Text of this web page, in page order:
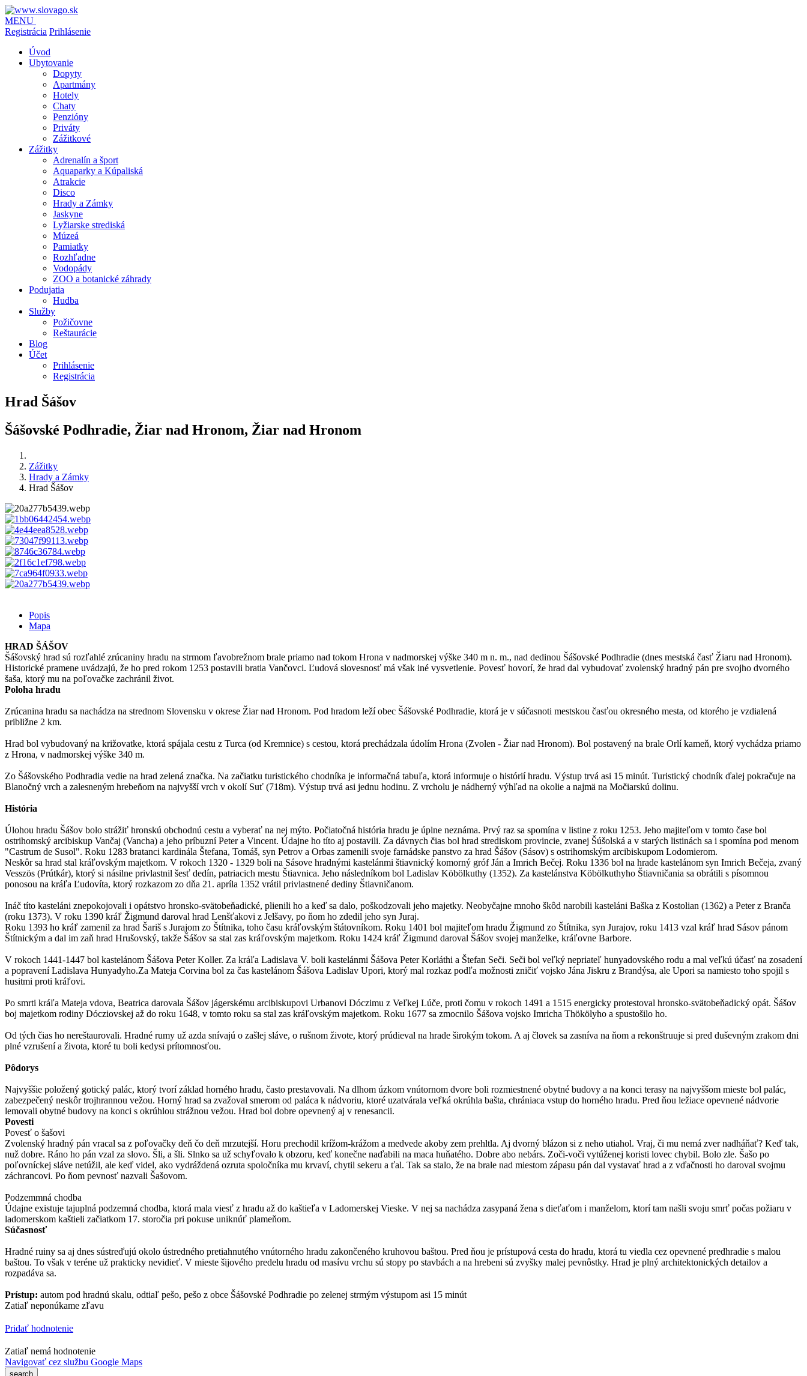
MENU
Registrácia Prihlásenie
Úvod
Ubytovanie
Dopyty
Apartmány
Hotely
Chaty
Penzióny
Priváty
Zážitkové
Zážitky
Adrenalín a šport
Aquaparky a Kúpaliská
Atrakcie
Disco
Hrady a Zámky
Jaskyne
Lyžiarske strediská
Múzeá
Pamiatky
Rozhľadne
Vodopády
ZOO a botanické záhrady
Podujatia
Hudba
Služby
Požičovne
Reštaurácie
Blog
Účet
Prihlásenie
Registrácia
Hrad Šášov
Šášovské Podhradie, Žiar nad Hronom, Žiar nad Hronom
Zážitky
Hrady a Zámky
Hrad Šášov
Popis
Mapa
HRAD ŠÁŠOV
Šášovský hrad sú rozľahlé zrúcaniny hradu na strmom ľavobrežnom brale priamo nad tokom Hrona v nadmorskej výške 340 m n. m., nad dedinou Šášovské Podhradie (dnes mestská časť Žiaru nad Hronom).
Historické pramene uvádzajú, že ho pred rokom 1253 postavili bratia Vančovci. Ľudová slovesnosť má však iné vysvetlenie. Povesť hovorí, že hrad dal vybudovať zvolenský hradný pán pre svojho dvorného
šaša, ktorý mu na poľovačke zachránil život.
Poloha hradu
Zrúcanina hradu sa nachádza na strednom Slovensku v okrese Žiar nad Hronom. Pod hradom leží obec Šášovské Podhradie, ktorá je v súčasnoti mestskou časťou okresného mesta, od ktorého je vzdialená
približne 2 km.
Hrad bol vybudovaný na križovatke, ktorá spájala cestu z Turca (od Kremnice) s cestou, ktorá prechádzala údolím Hrona (Zvolen - Žiar nad Hronom). Bol postavený na brale Orlí kameň, ktorý vychádza priamo
z Hrona, v nadmorskej výške 340 m.
Zo Šášovského Podhradia vedie na hrad zelená značka. Na začiatku turistického chodníka je informačná tabuľa, ktorá informuje o histórií hradu. Výstup trvá asi 15 minút. Turistický chodník ďalej pokračuje na
Blanočný vrch a zalesneným hrebeňom na najvyšší vrch v okolí Suť (718m). Výstup trvá asi jednu hodinu. Z vrcholu je nádherný výhľad na okolie a najmä na Močiarskú dolinu.
História
Úlohou hradu Šášov bolo strážiť hronskú obchodnú cestu a vyberať na nej mýto. Počiatočná história hradu je úplne neznáma. Prvý raz sa spomína v listine z roku 1253. Jeho majiteľom v tomto čase bol
ostrihomský arcibiskup Vančaj (Vancha) a jeho príbuzní Peter a Vincent. Údajne ho títo aj postavili. Za dávnych čias bol hrad strediskom provincie, zvanej Šúšolská a v starých listinách sa i spomína pod menom
"Castrum de Susol". Roku 1283 bratanci kardinála Štefana, Tomáš, syn Petrov a Orbas zamenili svoje farnádske panstvo za hrad Šášov (Sásov) s ostrihomským arcibiskupom Lodomierom.
Neskôr sa hrad stal kráľovským majetkom. V rokoch 1320 - 1329 boli na Sásove hradnými kastelánmi štiavnický komorný gróf Ján a Imrich Bečej. Roku 1336 bol na hrade kastelánom syn Imrich Bečeja, zvaný
Vesszös (Prútkár), ktorý si násilne privlastnil šesť dedín, patriacich mestu Štiavnica. Jeho následníkom bol Ladislav Köbölkuthy (1352). Za kastelánstva Köbölkuthyho Štiavničania sa obrátili s písomnou
ponosou na kráľa Ľudovíta, ktorý rozkazom zo dňa 21. apríla 1352 vrátil privlastnené dediny Štiavničanom.
Ináč títo kasteláni znepokojovali i opátstvo hronsko-svätobeňadické, plienili ho a keď sa dalo, poškodzovali jeho majetky. Neobyčajne mnoho škôd narobili kasteláni Baška z Kostolian (1362) a Peter z Branča
(roku 1373). V roku 1390 kráľ Žigmund daroval hrad Lenšťakovi z Jelšavy, po ňom ho zdedil jeho syn Juraj.
Roku 1393 ho kráľ zamenil za hrad Šariš s Jurajom zo Štítnika, toho času kráľovským štátovníkom. Roku 1401 bol majiteľom hradu Žigmund zo Štítnika, syn Jurajov, roku 1413 vzal kráľ hrad Sásov pánom
Štítnickým a dal im zaň hrad Hrušovský, takže Šášov sa stal zas kráľovským majetkom. Roku 1424 kráľ Žigmund daroval Šášov svojej manželke, kráľovne Barbore.
V rokoch 1441-1447 bol kastelánom Šášova Peter Koller. Za kráľa Ladislava V. boli kastelánmi Šášova Peter Korláthi a Štefan Seči. Seči bol veľký nepriateľ hunyadovského rodu a mal veľkú účasť na zosadení
a popravení Ladislava Hunyadyho.Za Mateja Corvina bol za čas kastelánom Šášova Ladislav Upori, ktorý mal rozkaz podľa možnosti zničiť vojsko Jána Jiskru z Brandýsa, ale Upori sa namiesto toho spojil s
husitmi proti kráľovi.
Po smrti kráľa Mateja vdova, Beatrica darovala Šášov jágerskému arcibiskupovi Urbanovi Dóczimu z Veľkej Lúče, proti čomu v rokoch 1491 a 1515 energicky protestoval hronsko-svätobeňadický opát. Šášov
boj majetkom rodiny Dócziovskej až do roku 1648, v tomto roku sa stal zas kráľovským majetkom. Roku 1677 sa zmocnilo Šášova vojsko Imricha Thökölyho a spustošilo ho.
Od tých čias ho nereštaurovali. Hradné rumy už azda snívajú o zašlej sláve, o rušnom živote, ktorý prúdieval na hrade širokým tokom. A aj človek sa zasníva na ňom a rekonštruuje si pred duševným zrakom dni
plné vzrušení a života, ktoré tu boli kedysi prítomnosťou.
Pôdorys
Najvyššie položený gotický palác, ktorý tvorí základ horného hradu, často prestavovali. Na dlhom úzkom vnútornom dvore boli rozmiestnené obytné budovy a na konci terasy na najvyššom mieste bol palác,
zabezpečený neskôr trojhrannou vežou. Horný hrad sa zvažoval smerom od paláca k nádvoriu, ktoré uzatvárala veľká okrúhla bašta, chrániaca vstup do horného hradu. Pred ňou ležiace opevnené nádvorie
lemovali obytné budovy na konci s okrúhlou strážnou vežou. Hrad bol dobre opevnený aj v renesancii.
Povesti
Povesť o šašovi
Zvolenský hradný pán vracal sa z poľovačky deň čo deň mrzutejší. Horu prechodil krížom-krážom a medvede akoby zem prehltla. Aj dvorný blázon si z neho utiahol. Vraj, či mu nemá zver nadháňať? Keď tak,
nuž dobre. Ráno ho pán vzal za slovo. Šli, a šli. Slnko sa už schyľovalo k obzoru, keď konečne naďabili na maca huňatého. Dobre abo nebárs. Zoči-voči vytúženej koristi lovec chybil. Bolo zle. Šašo po
poľovníckej sláve netúžil, ale keď videl, ako vydráždená ozruta spoločníka mu krvaví, chytil sekeru a ťal. Tak sa stalo, že na brale nad miestom zápasu pán dal vystavať hrad a z vďačnosti ho daroval svojmu
záchrancovi. Po ňom pevnosť nazvali Šašovom.
Podzemmná chodba
Údajne existuje tajuplná podzemná chodba, ktorá mala viesť z hradu až do kaštieľa v Ladomerskej Vieske. V nej sa nachádza zasypaná žena s dieťaťom i manželom, ktorí tam našli svoju smrť počas požiaru v
ladomerskom kaštieli začiatkom 17. storočia pri pokuse uniknúť plameňom.
Súčasnosť
Hradné ruiny sa aj dnes sústreďujú okolo ústredného pretiahnutého vnútorného hradu zakončeného kruhovou baštou. Pred ňou je prístupová cesta do hradu, ktorá tu viedla cez opevnené predhradie s malou
baštou. To však v teréne už prakticky nevidieť. V mieste šijového predelu hradu od masívu vrchu sú stopy po stavbách a na hrebeni sú zvyšky malej pevnôstky. Hrad je plný architektonických detailov a
rozpadáva sa.
Prístup: autom pod hradnú skalu, odtiaľ pešo, pešo z obce Šášovské Podhradie po zelenej strmým výstupom asi 15 minút
Zatiaľ neponúkame zľavu
Pridať hodnotenie
Zatiaľ nemá hodnotenie
Navigovať cez službu Google Maps